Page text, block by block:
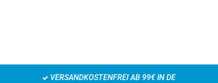
VERSANDKOSTENFREI AB 99€ IN DE